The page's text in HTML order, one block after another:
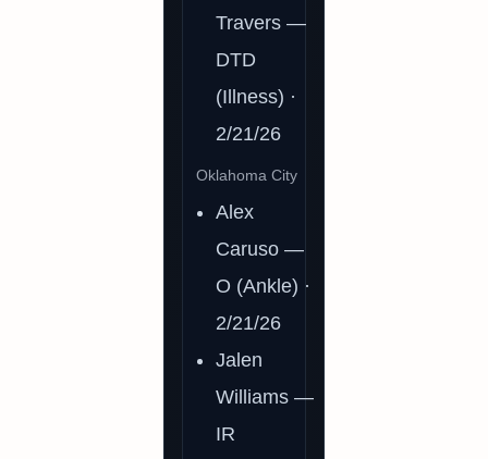
Travers —
DTD
(Illness) ·
2/21/26
Oklahoma City
Alex
Caruso —
O (Ankle) ·
2/21/26
Jalen
Williams —
IR